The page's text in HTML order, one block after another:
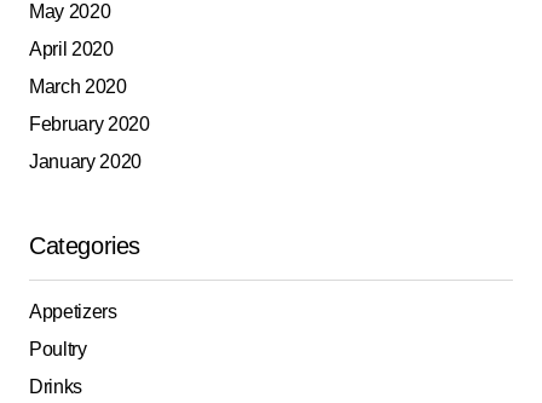
May 2020
April 2020
March 2020
February 2020
January 2020
Categories
Appetizers
Poultry
Drinks